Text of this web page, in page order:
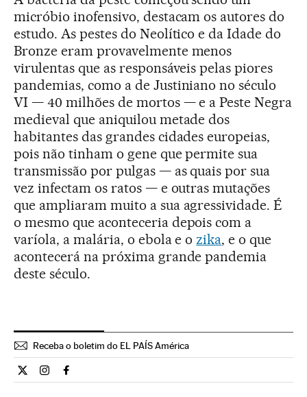
micróbio inofensivo, destacam os autores do
estudo. As pestes do Neolítico e da Idade do
Bronze eram provavelmente menos
virulentas que as responsáveis pelas piores
pandemias, como a de Justiniano no século
VI — 40 milhões de mortos — e a Peste Negra
medieval que aniquilou metade dos
habitantes das grandes cidades europeias,
pois não tinham o gene que permite sua
transmissão por pulgas — as quais por sua
vez infectam os ratos — e outras mutações
que ampliaram muito a sua agressividade. É
o mesmo que aconteceria depois com a
varíola, a malária, o ebola e o zika, e o que
acontecerá na próxima grande pandemia
deste século.
Receba o boletim do EL PAÍS América
Ciencia El País Brasil en Twitter
Ciencia El País Brasil en Instagram
Ciencia El País Brasil en Facebook